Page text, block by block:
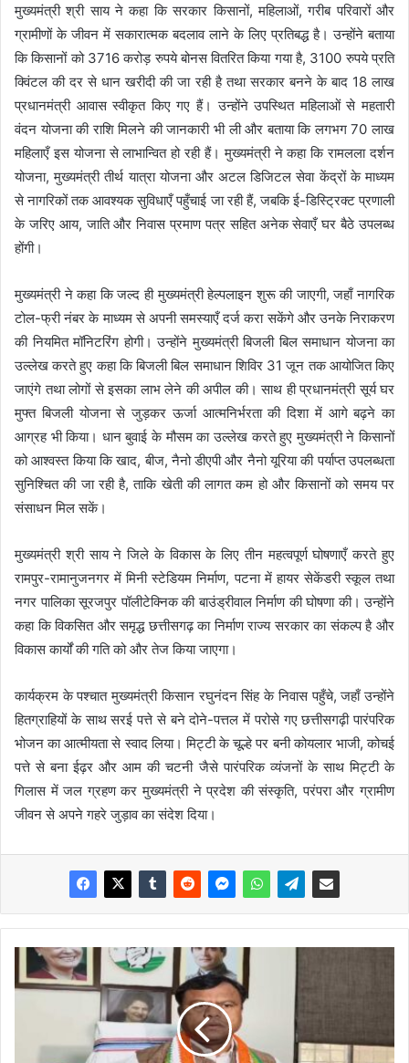
मुख्यमंत्री श्री साय ने कहा कि सरकार किसानों, महिलाओं, गरीब परिवारों और
ग्रामीणों के जीवन में सकारात्मक बदलाव लाने के लिए प्रतिबद्ध है। उन्होंने बताया
कि किसानों को 3716 करोड़ रुपये बोनस वितरित किया गया है, 3100 रुपये प्रति
क्विंटल की दर से धान खरीदी की जा रही है तथा सरकार बनने के बाद 18 लाख
प्रधानमंत्री आवास स्वीकृत किए गए हैं। उन्होंने उपस्थित महिलाओं से महतारी
वंदन योजना की राशि मिलने की जानकारी भी ली और बताया कि लगभग 70 लाख
महिलाएँ इस योजना से लाभान्वित हो रही हैं। मुख्यमंत्री ने कहा कि रामलला दर्शन
योजना, मुख्यमंत्री तीर्थ यात्रा योजना और अटल डिजिटल सेवा केंद्रों के माध्यम
से नागरिकों तक आवश्यक सुविधाएँ पहुँचाई जा रही हैं, जबकि ई-डिस्ट्रिक्ट प्रणाली
के जरिए आय, जाति और निवास प्रमाण पत्र सहित अनेक सेवाएँ घर बैठे उपलब्ध
होंगी।
मुख्यमंत्री ने कहा कि जल्द ही मुख्यमंत्री हेल्पलाइन शुरू की जाएगी, जहाँ नागरिक
टोल-फ्री नंबर के माध्यम से अपनी समस्याएँ दर्ज करा सकेंगे और उनके निराकरण
की नियमित मॉनिटरिंग होगी। उन्होंने मुख्यमंत्री बिजली बिल समाधान योजना का
उल्लेख करते हुए कहा कि बिजली बिल समाधान शिविर 31 जून तक आयोजित किए
जाएंगे तथा लोगों से इसका लाभ लेने की अपील की। साथ ही प्रधानमंत्री सूर्य घर
मुफ्त बिजली योजना से जुड़कर ऊर्जा आत्मनिर्भरता की दिशा में आगे बढ़ने का
आग्रह भी किया। धान बुवाई के मौसम का उल्लेख करते हुए मुख्यमंत्री ने किसानों
को आश्वस्त किया कि खाद, बीज, नैनो डीएपी और नैनो यूरिया की पर्याप्त उपलब्धता
सुनिश्चित की जा रही है, ताकि खेती की लागत कम हो और किसानों को समय पर
संसाधन मिल सकें।
मुख्यमंत्री श्री साय ने जिले के विकास के लिए तीन महत्वपूर्ण घोषणाएँ करते हुए
रामपुर-रामानुजनगर में मिनी स्टेडियम निर्माण, पटना में हायर सेकेंडरी स्कूल तथा
नगर पालिका सूरजपुर पॉलीटेक्निक की बाउंड्रीवाल निर्माण की घोषणा की। उन्होंने
कहा कि विकसित और समृद्ध छत्तीसगढ़ का निर्माण राज्य सरकार का संकल्प है और
विकास कार्यों की गति को और तेज किया जाएगा।
कार्यक्रम के पश्चात मुख्यमंत्री किसान रघुनंदन सिंह के निवास पहुँचे, जहाँ उन्होंने
हितग्राहियों के साथ सरई पत्ते से बने दोने-पत्तल में परोसे गए छत्तीसगढ़ी पारंपरिक
भोजन का आत्मीयता से स्वाद लिया। मिट्टी के चूल्हे पर बनी कोयलार भाजी, कोचई
पत्ते से बना ईढ़र और आम की चटनी जैसे पारंपरिक व्यंजनों के साथ मिट्टी के
गिलास में जल ग्रहण कर मुख्यमंत्री ने प्रदेश की संस्कृति, परंपरा और ग्रामीण
जीवन से अपने गहरे जुड़ाव का संदेश दिया।